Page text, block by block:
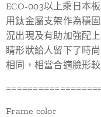
ECO-003以上乘日本
用鈦金屬支架作為穩
況出現及有助加強配
睛形狀給人留下了時
相同，相當合適臉形
Frame color